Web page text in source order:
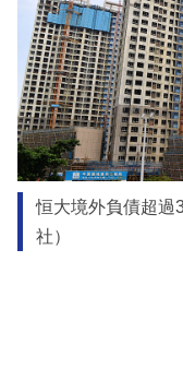
恒大境外負債超過
社）